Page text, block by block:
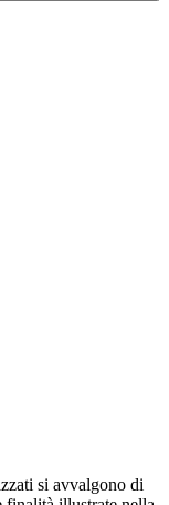
si avvalgono di